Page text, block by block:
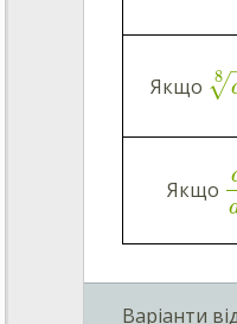
Якщо √
8
Якщо
Варіанти